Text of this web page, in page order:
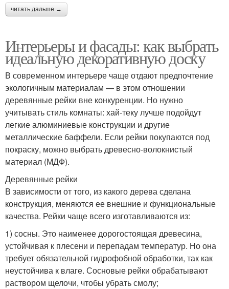
читать дальше →
Интерьеры и фасады: как выбрать
идеальную декоративную доску
В современном интерьере чаще отдают предпочтение
экологичным материалам — в этом отношении
деревянные рейки вне конкуренции. Но нужно
учитывать стиль комнаты: хай-теку лучше подойдут
легкие алюминиевые конструкции и другие
металлические баффели. Если рейки покупаются под
покраску, можно выбрать древесно-волокнистый
материал (МДФ).
Деревянные рейки
В зависимости от того, из какого дерева сделана
конструкция, меняются ее внешние и функциональные
качества. Рейки чаще всего изготавливаются из:
1) сосны. Это наименее дорогостоящая древесина,
устойчивая к плесени и перепадам температур. Но она
требует обязательной гидрофобной обработки, так как
неустойчива к влаге. Сосновые рейки обрабатывают
раствором щелочи, чтобы убрать смолу;